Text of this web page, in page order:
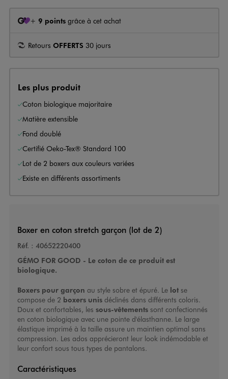
+ 9 points grâce à cet achat
Retours OFFERTS 30 jours
Les plus produit
Coton biologique majoritaire
Matière extensible
Fond doublé
Certifié Oeko-Tex® Standard 100
Lot de 2 boxers aux couleurs variées
Existe en différents assortiments
Boxer en coton stretch garçon (lot de 2)
Réf. : 40652220400
GÉMO FOR GOOD - Le coton de ce produit est
biologique.
Boxers pour garçon au style sobre et épuré. Le lotse
compose de 2 boxers unisdéclinés dans différents coloris.
Doux et confortables, les sous-vêtementssont confectionnés
en coton biologique avec une pointe d'élasthanne. Le large
élastique imprimé à la taille assure un maintien optimal sans
compression. Les ados apprécieront leur look indémodable et
leur confort sous tous types de pantalons.
Caractéristiques